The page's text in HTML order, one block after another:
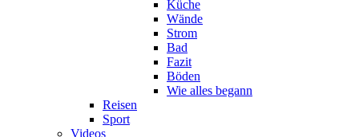
Küche
Wände
Strom
Bad
Fazit
Böden
Wie alles begann
Reisen
Sport
Videos